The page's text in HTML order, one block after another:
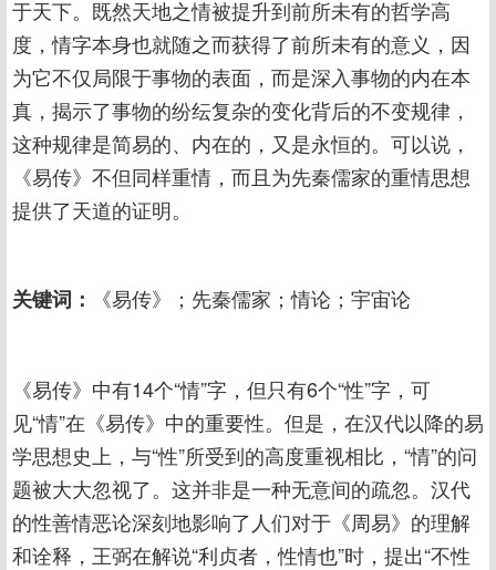
于天下。既然天地之情被提升到前所未有的哲学高
度，情字本身也就随之而获得了前所未有的意义，因
为它不仅局限于事物的表面，而是深入事物的内在本
真，揭示了事物的纷纭复杂的变化背后的不变规律，
这种规律是简易的、内在的，又是永恒的。可以说，
《易传》不但同样重情，而且为先秦儒家的重情思想
提供了天道的证明。
关键词： 《易传》；先秦儒家；情论；宇宙论
《易传》中有14个“情”字，但只有6个“性”字，可
见“情”在《易传》中的重要性。但是，在汉代以降的易
学思想史上，与“性”所受到的高度重视相比，“情”的问
题被大大忽视了。这并非是一种无意间的疏忽。汉代
的性善情恶论深刻地影响了人们对于《周易》的理解
和诠释，王弼在解说“利贞者，性情也”时，提出“不性